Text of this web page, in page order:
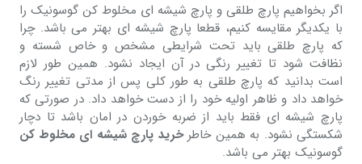
اگر بخواهیم پارچ طلقی و پارچ شیشه ای مخلوط کن گوسونیک را
با یکدیگر مقایسه کنیم، قطعا پارچ شیشه ای بهتر می باشد. چرا
که پارچ طلقی باید تحت شرایطی مشخص و خاص شسته و
نظافت شود تا تغییر رنگی در آن ایجاد نشود. همین طور لازم
است بدانید که پارچ طلقی به طور کلی پس از مدتی تغییر رنگ
خواهد داد و ظاهر اولیه خود را از دست خواهد داد. در صورتی که
پارچ شیشه ای فقط باید از ضربه خوردن در امان باشد تا دچار
شکستگی نشود. به همین خاطرخرید پارچ شیشه ای مخلوط کن
گوسونیک بهتر می باشد.